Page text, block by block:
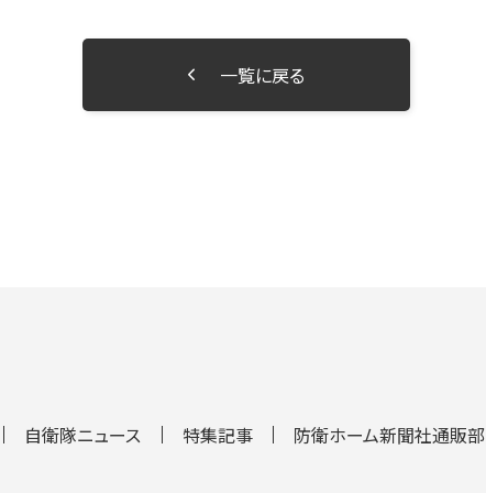
一覧に戻る
自衛隊ニュース 特集記事 防衛ホーム新聞社通販部